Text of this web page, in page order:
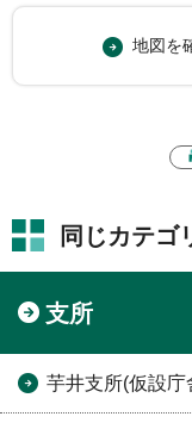
地図を
同じカテゴ
支所
芋井支所(仮設庁